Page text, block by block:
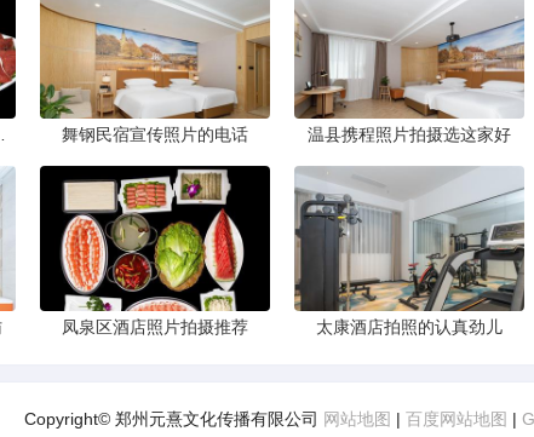
舞钢民宿宣传照片的电话 温县携程照片拍摄选这家好
凤泉区酒店照片拍摄推荐 太康酒店拍照的认真劲儿
Copyright© 郑州元熹文化传播有限公司 网站地图 | 百度网站地图 |